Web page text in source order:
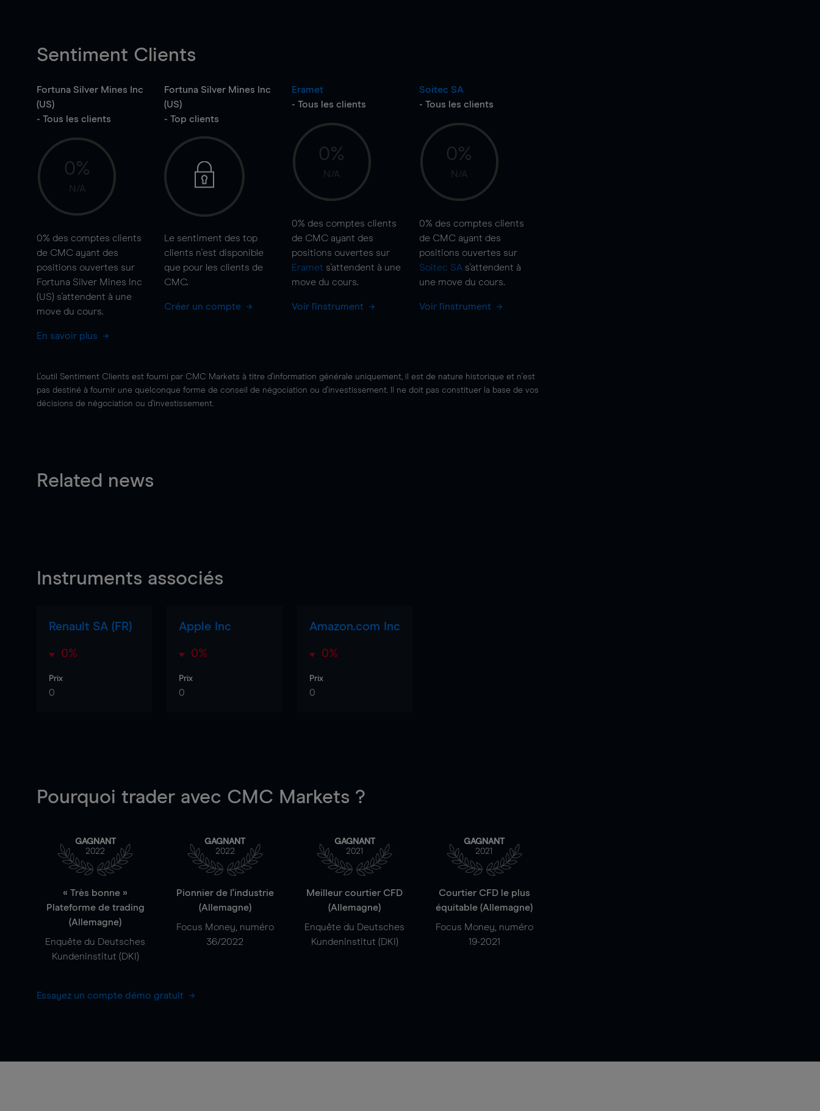
Sentiment Clients
Fortuna Silver Mines Inc
(US)
- Tous les clients
0%
N/A
0% des comptes clients
de CMC ayant des
positions ouvertes sur
Fortuna Silver Mines Inc
(US) s'attendent à une
move du cours.
En savoir plus
Fortuna Silver Mines Inc
(US)
- Top clients
Le sentiment des top
clients n'est disponible
que pour les clients de
CMC.
Créer un compte
Eramet
- Tous les clients
0%
N/A
0% des comptes clients
de CMC ayant des
positions ouvertes sur
Eramet s'attendent à une
move du cours.
Voir l'instrument
Soitec SA
- Tous les clients
0%
N/A
0% des comptes clients
de CMC ayant des
positions ouvertes sur
Soitec SA s'attendent à
une move du cours.
Voir l'instrument
L'outil Sentiment Clients est fourni par CMC Markets à titre d'information générale uniquement, il est de nature historique et n'est
pas destiné à fournir une quelconque forme de conseil de négociation ou d'investissement. Il ne doit pas constituer la base de vos
décisions de négociation ou d'investissement.
Related news
Instruments associés
Renault SA (FR)
0%
Prix
0
Apple Inc
0%
Prix
0
Amazon.com Inc
0%
Prix
0
Pourquoi trader avec CMC Markets ?
GAGNANT
2022
« Très bonne »
Plateforme de trading
(Allemagne)
Enquête du Deutsches
Kundeninstitut (DKI)
GAGNANT
2022
Pionnier de l'industrie
(Allemagne)
Focus Money, numéro
36/2022
GAGNANT
2021
Meilleur courtier CFD
(Allemagne)
Enquête du Deutsches
Kundeninstitut (DKI)
GAGNANT
2021
Courtier CFD le plus
équitable (Allemagne)
Focus Money, numéro
19-2021
Essayez un compte démo gratuit